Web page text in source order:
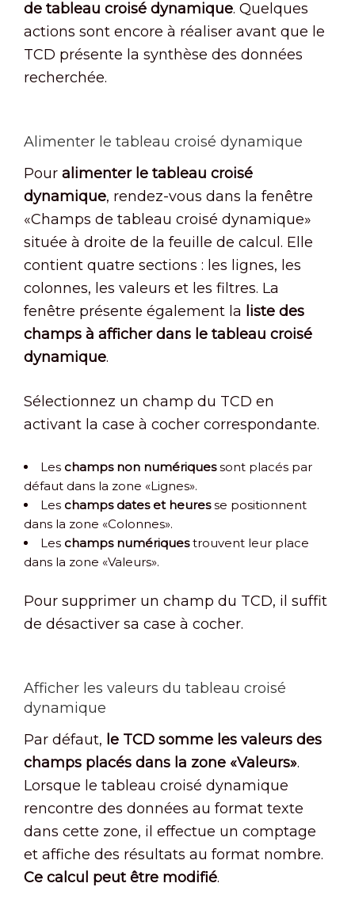
de tableau croisé dynamique. Quelques
actions sont encore à réaliser avant que le
TCD présente la synthèse des données
recherchée.
Alimenter le tableau croisé dynamique
Pour alimenter le tableau croisé
dynamique, rendez-vous dans la fenêtre
«Champs de tableau croisé dynamique»
située à droite de la feuille de calcul. Elle
contient quatre sections : les lignes, les
colonnes, les valeurs et les filtres. La
fenêtre présente également la liste des
champs à afficher dans le tableau croisé
dynamique.
Sélectionnez un champ du TCD en
activant la case à cocher correspondante.
Les champs non numériquessont placés par
défaut dans la zone «Lignes».
Les champs dates et heuresse positionnent
dans la zone «Colonnes».
Les champs numériquestrouvent leur place
dans la zone «Valeurs».
Pour supprimer un champ du TCD, il suffit
de désactiver sa case à cocher.
Afficher les valeurs du tableau croisé
dynamique
Par défaut, le TCD somme les valeurs des
champs placés dans la zone «Valeurs».
Lorsque le tableau croisé dynamique
rencontre des données au format texte
dans cette zone, il effectue un comptage
et affiche des résultats au format nombre.
Ce calcul peut être modifié.